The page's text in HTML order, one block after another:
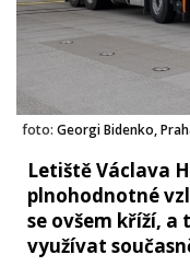
foto: Georgi Bidenko,
Letiště Václava
plnohodnotné
se ovšem kříží,
využívat